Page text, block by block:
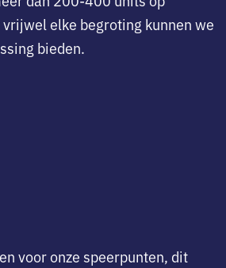
elke begroting kunnen we
bieden.
voor onze speerpunten, dit